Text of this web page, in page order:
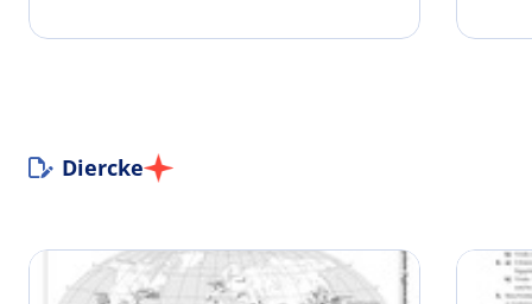
Diercke